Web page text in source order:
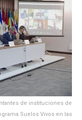
de instituciones de
Suelos Vivos en las